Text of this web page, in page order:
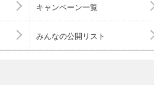
キャンペーン一覧
みんなの公開リスト